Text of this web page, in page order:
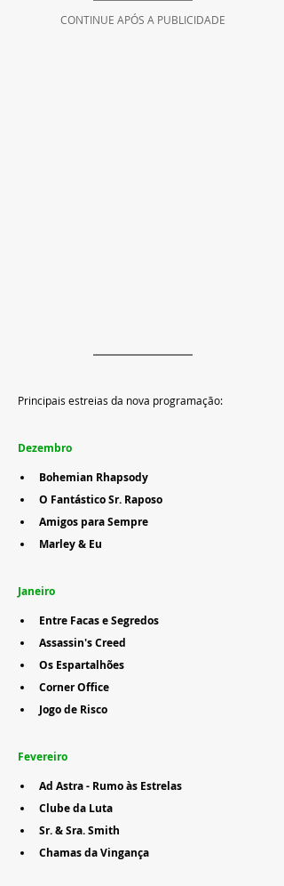
CONTINUE APÓS A PUBLICIDADE
Principais estreias da nova programação:
Dezembro
Bohemian Rhapsody
O Fantástico Sr. Raposo
Amigos para Sempre
Marley & Eu
Janeiro
Entre Facas e Segredos
Assassin's Creed
Os Espartalhões
Corner Office
Jogo de Risco
Fevereiro
Ad Astra - Rumo às Estrelas
Clube da Luta
Sr. & Sra. Smith
Chamas da Vingança